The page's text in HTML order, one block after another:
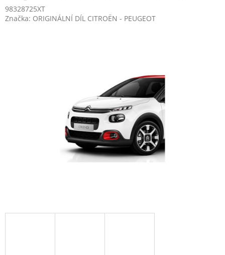
98328725XT
Značka: ORIGINÁLNÍ DÍL CITROËN - PEUGEOT